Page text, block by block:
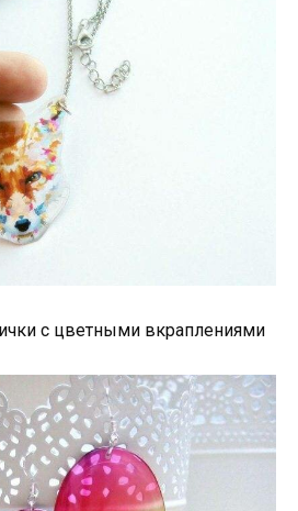
с цветными вкраплениями